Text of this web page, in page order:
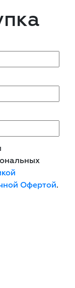
Офертой.